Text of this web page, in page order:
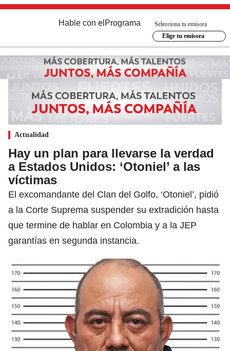
Hable con el Programa
Selecciona tu emisora
Elige tu emisora
Actualidad
Hay un plan para llevarse la verdad
a Estados Unidos: ‘Otoniel’ a las
víctimas
El excomandante del Clan del Golfo, ‘Otoniel’, pidió
a la Corte Suprema suspender su extradición hasta
que termine de hablar en Colombia y a la JEP
garantías en segunda instancia.